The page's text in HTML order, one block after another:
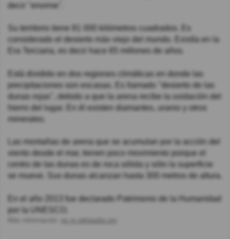
decir "enorme".
Su territorio tiene 81 000 kilómetros cuadrados. Es
considerado el desierto más viejo del mundo. Existía en la
Era Terciaria, es decir hace 65 millones de años.
Está dividido en dos regiones climáticas en donde las
precipitaciones son escasas. Es llamado "desierto de las
dunas rojas", debido a que la arena recibe la oxidación del
hierro del lugar. En él existen diamantes, uranio y otros
minerales.
Las montañas de arena que se acumulan por la acción del
viento desde el mar, tienen poco movimiento porque el
centro de las dunas es de roca sólida y sólo la superficie
se mueve. Sus dunas alcanzan hasta 300 metros de altura.
En el año 2013 fue declarado Patrimonio de la Humanidad
por la UNESCO.
es.m.wikipedia.org